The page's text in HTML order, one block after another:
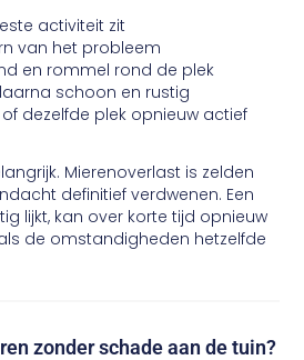
activiteit zit
van het probleem
en rommel rond de plek
schoon en rustig
dezelfde plek opnieuw actief
Mierenoverlast is zelden
definitief verdwenen. Een
lijkt, kan over korte tijd opnieuw
de omstandigheden hetzelfde
zonder schade aan de tuin?